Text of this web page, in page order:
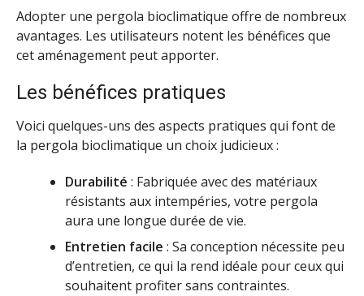
Adopter une pergola bioclimatique offre de nombreux
avantages. Les utilisateurs notent les bénéfices que
cet aménagement peut apporter.
Les bénéfices pratiques
Voici quelques-uns des aspects pratiques qui font de
la pergola bioclimatique un choix judicieux :
Durabilité : Fabriquée avec des matériaux
résistants aux intempéries, votre pergola
aura une longue durée de vie.
Entretien facile : Sa conception nécessite peu
d’entretien, ce qui la rend idéale pour ceux qui
souhaitent profiter sans contraintes.